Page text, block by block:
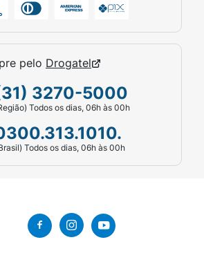
pelo Drogatel
3270-5000
Todos os dias, 06h às 00h
Todos os dias, 06h às 00h